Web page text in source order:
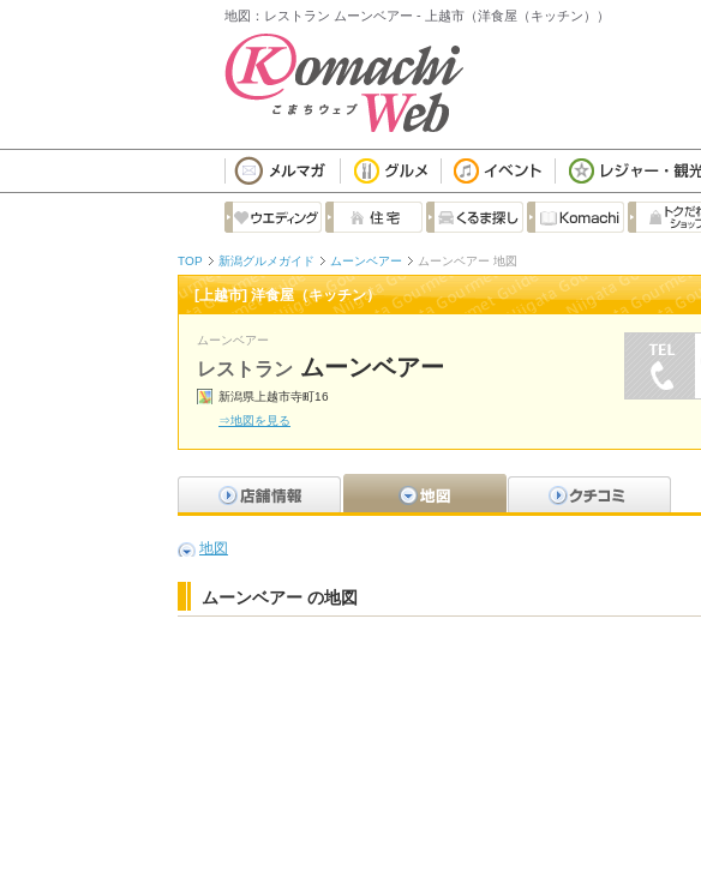
地図：レストラン ムーンベアー - 上越市（洋食屋（キッチン））
TOP 新潟グルメガイド ムーンベアー ムーンベアー 地図
[上越市] 洋食屋（キッチン）
ムーンベアー
レストラン ムーンベアー
新潟県上越市寺町16
⇒地図を見る
地図
ムーンベアー の地図